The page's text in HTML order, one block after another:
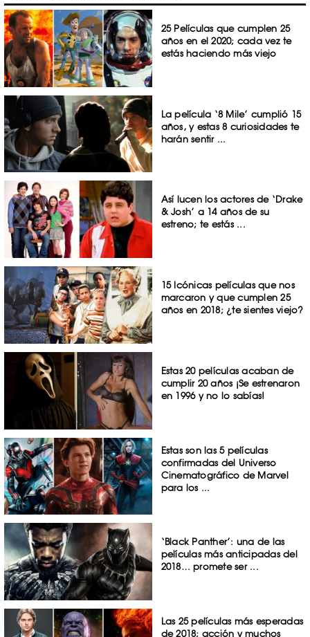
25 Películas que cumplen 25
años en el 2020; cada vez te
estás haciendo más viejo
La película ‘8 Mile’ cumplió 15
años, y estas 8 curiosidades te
harán sentir ...
Así lucen los actores de ‘Drake
& Josh’ a 14 años de su
estreno; te estás ...
15 Icónicas películas que nos
marcaron y que cumplen 25
años en 2018; ¿te sientes viejo?
Estas 20 películas acaban de
cumplir 20 años ¡Se estrenaron
en 1996 y no lo sabías!
Estas son las 5 películas
confirmadas del Universo
Cinematográfico de Marvel
para los ...
‘Black Panther’: una de las
películas más anticipadas del
2018… promete ser ...
Las 25 películas más esperadas
de 2018; acción y muchos